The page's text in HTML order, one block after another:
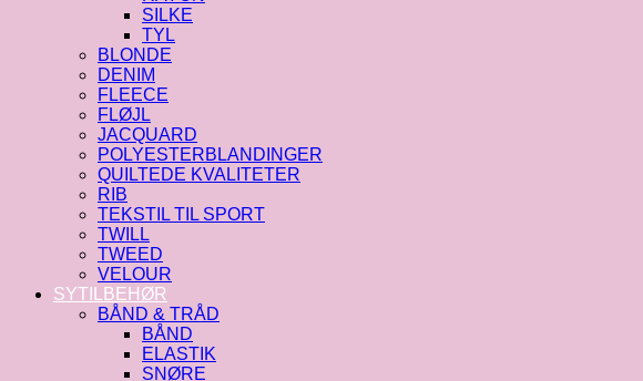
SILKE
TYL
BLONDE
DENIM
FLEECE
FLØJL
JACQUARD
POLYESTERBLANDINGER
QUILTEDE KVALITETER
RIB
TEKSTIL TIL SPORT
TWILL
TWEED
VELOUR
SYTILBEHØR
BÅND & TRÅD
BÅND
ELASTIK
SNØRE